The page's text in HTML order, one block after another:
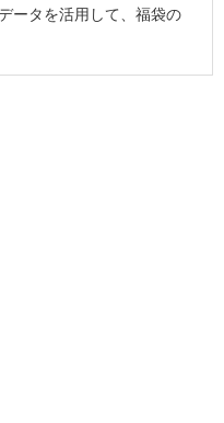
ータを活用して、福袋の